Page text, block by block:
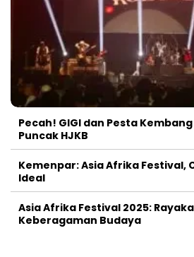
Pecah! GIGI dan Pesta
Puncak HJKB
Kemenpar: Asia Afrika Festival,
Ideal
Asia Afrika Festival 2025:
Keberagaman Budaya